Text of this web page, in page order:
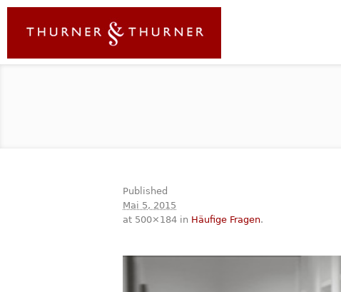
Published
Mai 5, 2015
at 500×184 in Häufige Fragen.